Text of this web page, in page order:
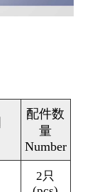
配件数
量
Number
2只